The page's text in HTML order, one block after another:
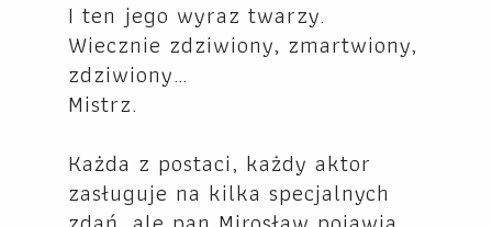
I ten jego wyraz twarzy.
Wiecznie zdziwiony, zmartwiony,
zdziwiony…
Mistrz.
Każda z postaci, każdy aktor
zasługuje na kilka specjalnych